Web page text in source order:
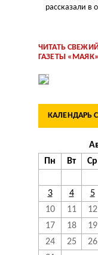
рассказали в
ЧИТАТЬ
ГАЗЕТЫ «МАЯК»
КАЛЕНДАРЬ
Пн
Вт Ср
3
4 5
10
11 12
17
18 19
24
25 26